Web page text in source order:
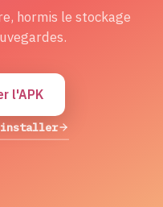
hormis le stockage
l'APK